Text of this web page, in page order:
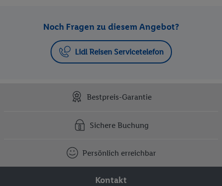
Noch Fragen zu diesem Angebot?
Lidl Reisen Servicetelefon
Bestpreis-Garantie
Sichere Buchung
Persönlich erreichbar
Kontakt